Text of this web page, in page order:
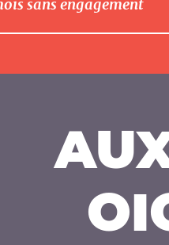
sans engagement